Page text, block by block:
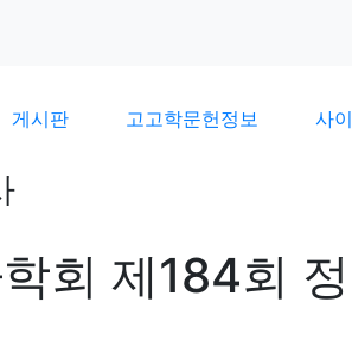
게시판 고고학문헌정보 사
회 제184회